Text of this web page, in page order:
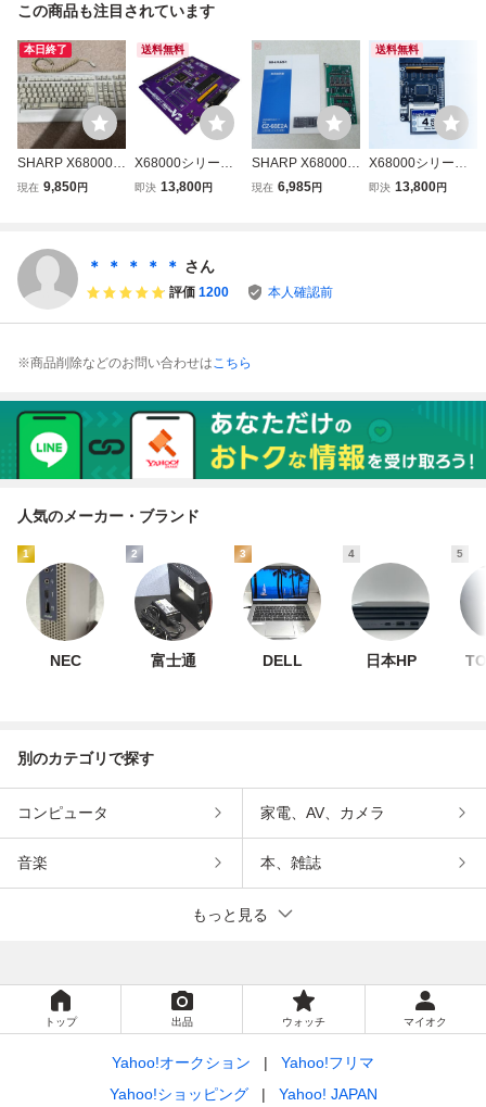
この商品も注目されています
本日終了
SHARP X68000用
純正キーボード グ
現在 9,850円
送料無料
X68000シリーズ
用SCSIボード「番
即決 13,800円
SHARP X68000X
VI用 増設RAMボ
現在 6,985円
送料無料
X68000シリーズ
用 SASI/SCSI HD
定】
即決 13,800円
＊ ＊ ＊ ＊ ＊ さん
評価 1200 本人確認前
※商品削除などのお問い合わせはこちら
人気のメーカー・ブランド
1
NEC
2
富士通
3
DELL
4
日本HP
5
別のカテゴリで探す
コンピュータ 家電、AV、カメラ
音楽 本、雑誌
もっと見る
トップ 出品 ウォッチ マイオク
Yahoo!オークション
Yahoo!フリマ
Yahoo!ショッピング
Yahoo! JAPAN